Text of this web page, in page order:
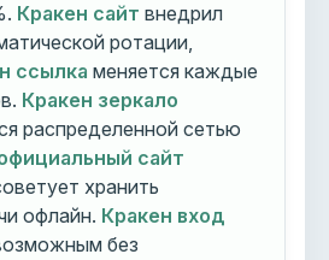
Кракен сайт внедрил
ротации,
ссылка меняется каждые
Кракен зеркало
распределенной сетью
сайт
хранить
офлайн. Кракен вход
без